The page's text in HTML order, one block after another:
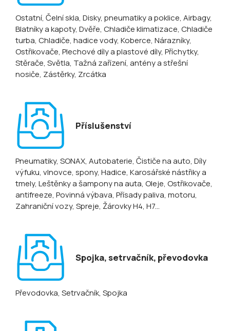
Ostatní, Čelní skla, Disky, pneumatiky a poklice, Airbagy,
Blatníky a kapoty, Dvěře, Chladiče klimatizace, Chladiče
turba, Chladiče, hadice vody, Koberce, Nárazníky,
Ostřikovače, Plechové díly a plastové díly, Příchytky,
Stěrače, Světla, Tažná zařízení, antény a střešní
nosiče, Zástěrky, Zrcátka
Příslušenství
Pneumatiky, SONAX, Autobaterie, Čističe na auto, Díly
výfuku, vlnovce, spony, Hadice, Karosářské nástřiky a
tmely, Leštěnky a šampony na auta, Oleje, Ostřikovače,
antifreeze, Povinná výbava, Přísady paliva, motoru,
Zahraniční vozy, Spreje, Žárovky H4, H7...
Spojka, setrvačník, převodovka
Převodovka, Setrvačník, Spojka